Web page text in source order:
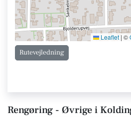
Leaflet | ©
Rutevejledning
Rengøring - Øvrige i